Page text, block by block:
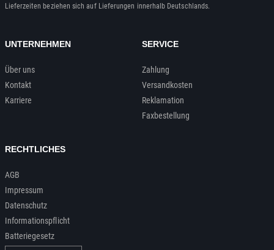
Lieferzeiten beziehen sich auf Lieferungen innerhalb Deutschlands.
UNTERNEHMEN
Über uns
Kontakt
Karriere
SERVICE
Zahlung
Versandkosten
Reklamation
Faxbestellung
RECHTLICHES
AGB
Impressum
Datenschutz
Informationspflicht
Batteriegesetz